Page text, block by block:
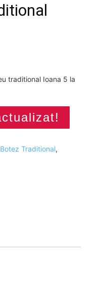
traditional Ioana 5 la
Botez Traditional,